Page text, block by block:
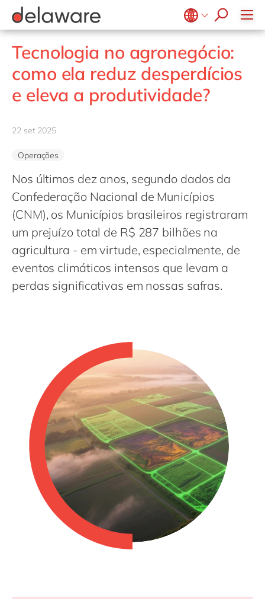
Belgium en
fr
Brazil
China
zh
France
Luxembourg
Malaysia
Netherlands
nl
Philippines
Singapore
Diversidade & Inclusão
Responsabilidade Social
Tecnologia no agronegócio:
como ela reduz desperdícios
e eleva a produtividade?
22 set 2025
Operações
Nos últimos dez anos, segundo dados da
Confederação Nacional de Municípios
(CNM), os Municípios brasileiros registraram
um prejuízo total de R$ 287 bilhões na
agricultura - em virtude, especialmente, de
eventos climáticos intensos que levam a
perdas significativas em nossas safras.